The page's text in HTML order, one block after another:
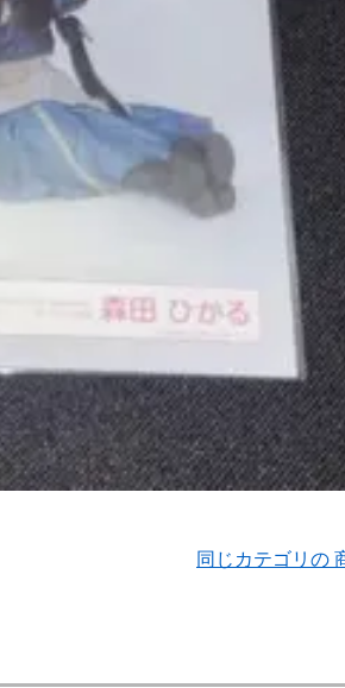
同じカテゴリの